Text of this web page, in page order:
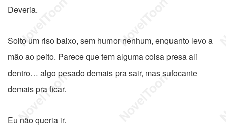
Deveria.
Solto um riso baixo, sem humor nenhum, enquanto levo a
mão ao peito. Parece que tem alguma coisa presa ali
dentro… algo pesado demais pra sair, mas sufocante
demais pra ficar.
Eu não queria ir.